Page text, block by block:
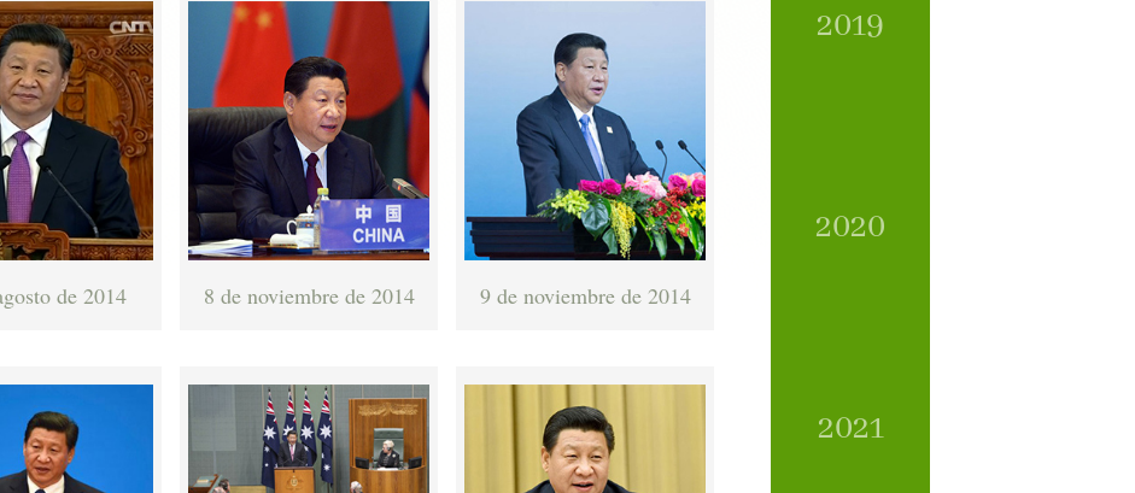
2019
2020
2021
de 2014 8 de noviembre de 2014 9 de noviembre de 2014